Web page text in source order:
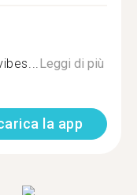
Leggi di più
la app